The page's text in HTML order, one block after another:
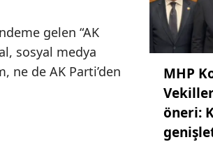
gelen “AK
sosyal medya
ne de AK Parti’den
MHP
öneri: